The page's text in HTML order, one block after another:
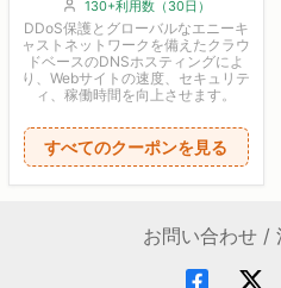
130+利用数（30日）
DDoS保護とグローバルなエニーキ
ャストネットワークを備えたクラウ
ドベースのDNSホスティングによ
り、Webサイトの速度、セキュリテ
ィ、稼働時間を向上させます。
すべてのクーポンを見る
お問い合わせ /